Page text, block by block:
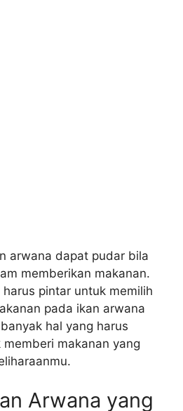
arwana dapat pudar bila
memberikan makanan.
pintar untuk memilih
pada ikan arwana
hal yang harus
makanan yang
Arwana yang